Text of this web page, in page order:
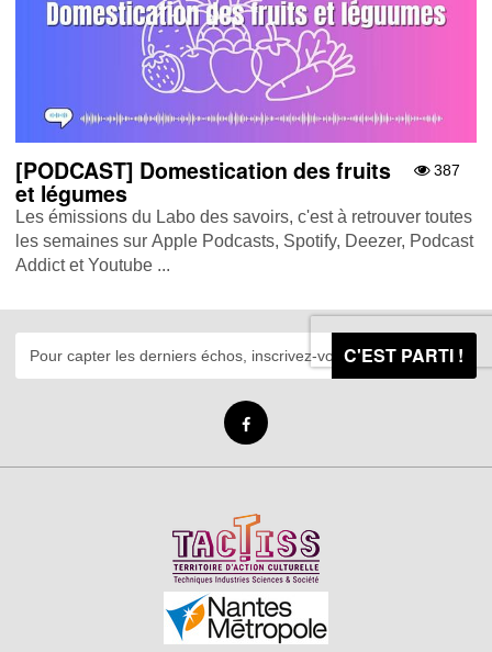
387
[PODCAST] Domestication des fruits
et légumes
Les émissions du Labo des savoirs, c'est à retrouver toutes
les semaines sur Apple Podcasts , Spotify , Deezer , Podcast
Addict et Youtube ...
C'EST PARTI !